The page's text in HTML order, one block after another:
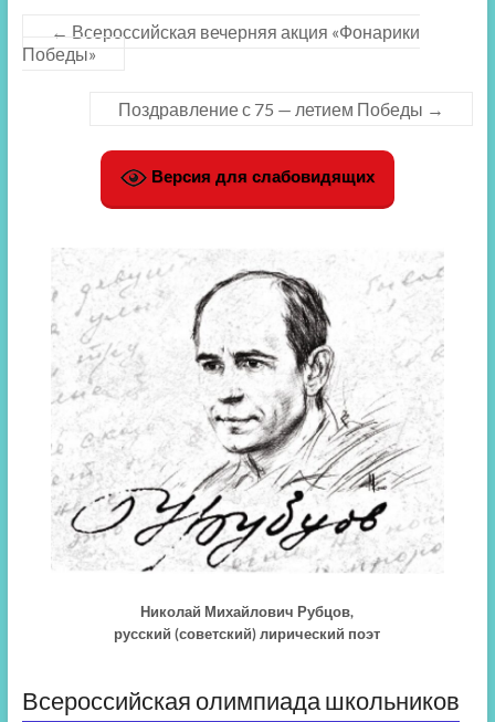
← Всероссийская вечерняя акция «Фонарики
Победы»
Поздравление с 75 — летием Победы →
Версия для слабовидящих
Николай Михайлович Рубцов,
русский (советский) лирический поэт
Всероссийская олимпиада школьников